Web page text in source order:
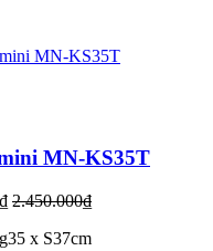
MN-KS35T
2.450.000₫
x S37cm